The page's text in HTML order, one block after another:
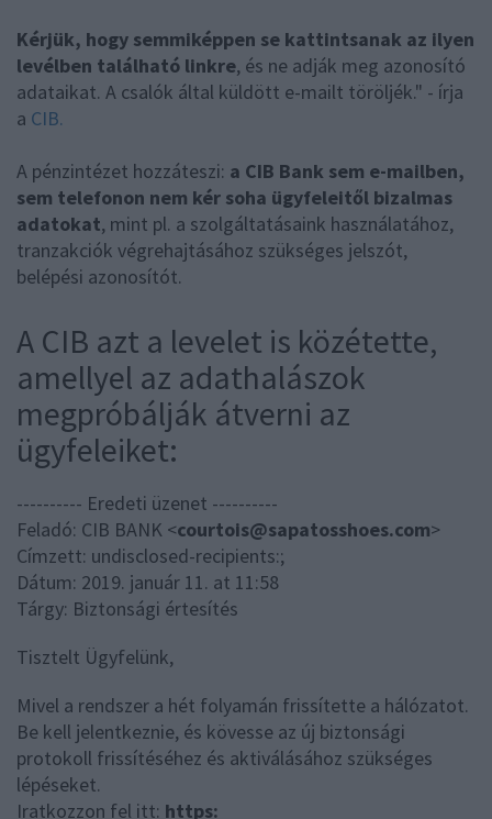
Kérjük, hogy semmiképpen se kattintsanak az ilyen
levélben található linkre, és ne adják meg azonosító
adataikat. A csalók által küldött e-mailt töröljék." - írja
a CIB.
A pénzintézet hozzáteszi: a CIB Bank sem e-mailben,
sem telefonon nem kér soha ügyfeleitől bizalmas
adatokat, mint pl. a szolgáltatásaink használatához,
tranzakciók végrehajtásához szükséges jelszót,
belépési azonosítót.
A CIB azt a levelet is közétette,
amellyel az adathalászok
megpróbálják átverni az
ügyfeleiket:
---------- Eredeti üzenet ----------
Feladó: CIB BANK <courtois@sapatosshoes.com>
Címzett: undisclosed-recipients:;
Dátum: 2019. január 11. at 11:58
Tárgy: Biztonsági értesítés
Tisztelt Ügyfelünk,
Mivel a rendszer a hét folyamán frissítette a hálózatot.
Be kell jelentkeznie, és kövesse az új biztonsági
protokoll frissítéséhez és aktiválásához szükséges
lépéseket.
Iratkozzon fel itt: https: